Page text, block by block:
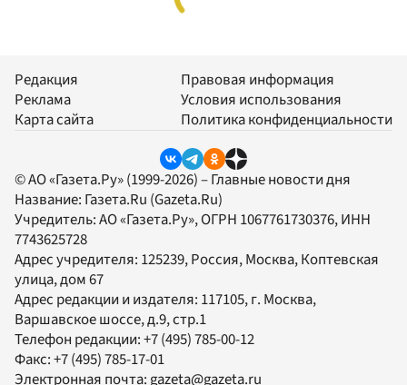
Редакция
Реклама
Карта сайта
Правовая информация
Условия использования
Политика конфиденциальности
© АО «Газета.Ру» (1999-2026) – Главные новости дня
Название: Газета.Ru (Gazeta.Ru)
Учредитель:АО «Газета.Ру», ОГРН 1067761730376, ИНН
7743625728
Адрес учредителя: 125239, Россия, Москва, Коптевская
улица, дом 67
Адрес редакции и издателя: 117105, г. Москва,
Варшавское шоссе, д.9, стр.1
Телефон редакции:+7 (495) 785-00-12
Факс:+7 (495) 785-17-01
Электронная почта:gazeta@gazeta.ru